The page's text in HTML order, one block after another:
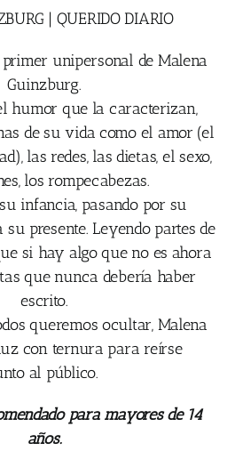
| QUERIDO DIARIO
unipersonal de Malena
Guinzburg.
humor que la caracterizan,
de su vida como el amor (el
las redes, las dietas, el sexo,
los rompecabezas.
infancia, pasando por su
su presente. Leyendo partes de
si hay algo que no es ahora
que nunca debería haber
escrito.
queremos ocultar, Malena
con ternura para reírse
al público.
para mayores de 14
años.